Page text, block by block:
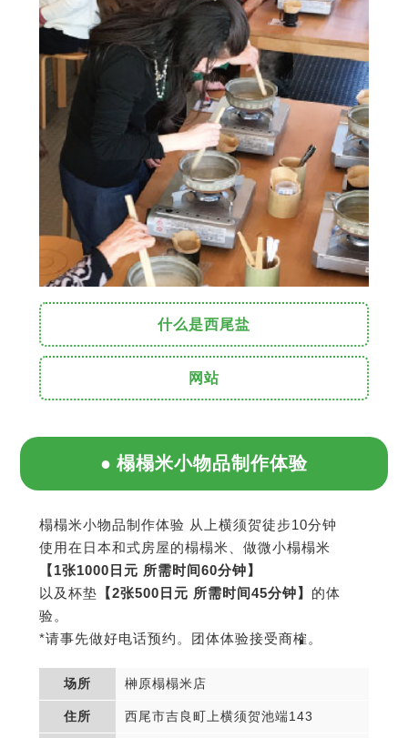
什么是西尾盐
网站
榻榻米小物品制作体验
榻榻米小物品制作体验 从上横须贺徒步10分钟
使用在日本和式房屋的榻榻米、做微小榻榻米
【1张1000日元 所需时间60分钟】
以及杯垫 【2张500日元 所需时间45分钟】 的体
验。
*请事先做好电话预约。团体体验接受商榷。
场所 榊原榻榻米店
住所 西尾市吉良町上横须贺池端143